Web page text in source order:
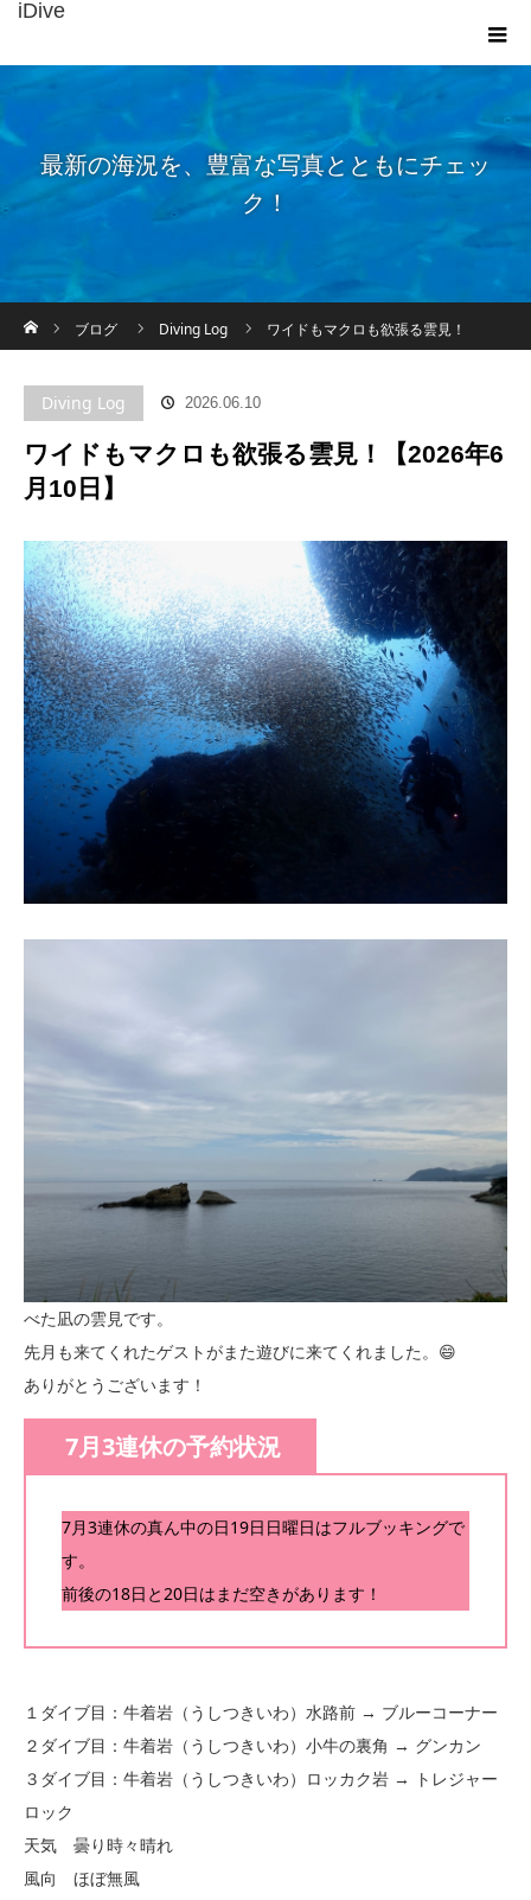
iDive
最新の海況を、豊富な写真とともにチェッ
ク！
ブログ
Diving Log ワイドもマクロも欲張る雲見！
Diving Log 2026.06.10
ワイドもマクロも欲張る雲見！【2026年6
月10日】
べた凪の雲見です。
先月も来てくれたゲストがまた遊びに来てくれました。😄
ありがとうございます！
7月3連休の予約状況
7月3連休の真ん中の日19日日曜日はフルブッキングで
す。
前後の18日と20日はまだ空きがあります！
１ダイブ目：牛着岩（うしつきいわ）水路前 → ブルーコーナー
２ダイブ目：牛着岩（うしつきいわ）小牛の裏角 → グンカン
３ダイブ目：牛着岩（うしつきいわ）ロッカク岩 → トレジャー
ロック
天気 曇り時々晴れ
風向 ほぼ無風